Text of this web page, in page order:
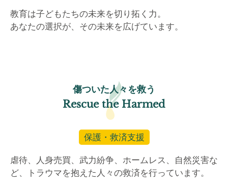
教育は子どもたちの未来を切り拓く力。
あなたの選択が、その未来を広げています。
傷ついた人々を救う
Rescue the Harmed
保護・救済支援
虐待、人身売買、武力紛争、ホームレス、自然災害な
ど、トラウマを抱えた人々の救済を行っています。